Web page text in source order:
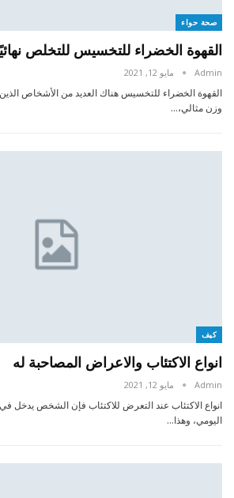
صحة حواء
القهوة الخضراء للتخسيس للتخلص
Admin مايو 12, 2021
القهوة الخضراء للتخسيس هناك العديد من الأشخاص
وزن مثالي،…
كيف
انواع الاكتئاب والاعراض المصاحبة له
Admin مايو 12, 2021
انواع الاكتئاب عند التعرض للاكتئاب فإن الشخص
اليومي، وهذا…